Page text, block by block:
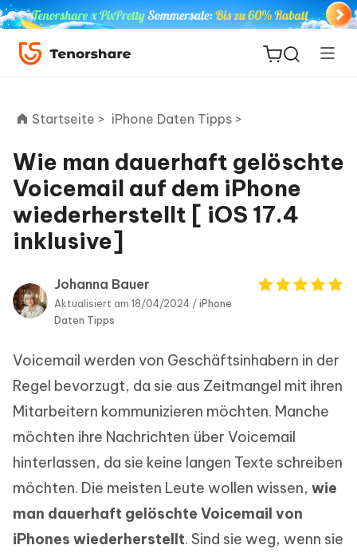
ReiBoot
for iOS
PDNob
Editor
iAnyGo
Startseite > iPhone Daten Tipps >
Wie man dauerhaft gelöschte
Voicemail auf dem iPhone
wiederherstellt [ iOS 17.4
inklusive]
Johanna Bauer
Aktualisiert am 18/04/2024 / iPhone
Daten Tipps
Voicemail werden von Geschäftsinhabern in der
Regel bevorzugt, da sie aus Zeitmangel mit ihren
Mitarbeitern kommunizieren möchten. Manche
möchten ihre Nachrichten über Voicemail
hinterlassen, da sie keine langen Texte schreiben
möchten. Die meisten Leute wollen wissen, wie
man dauerhaft gelöschte Voicemail von
iPhones wiederherstellt. Sind sie weg, wenn sie